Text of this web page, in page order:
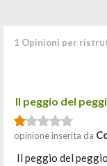
1 Opinioni per
Il peggio del
opinione inserita da
Il peggio del